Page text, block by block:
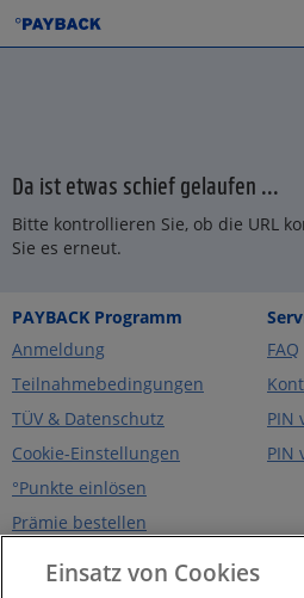
Da ist etwas schief gelaufen ...
Bitte kontrollieren Sie, ob die URL
Sie es erneut.
PAYBACK Programm
Anmeldung
Teilnahmebedingungen
TÜV & Datenschutz
Cookie-Einstellungen
°Punkte einlösen
Prämie bestellen
FAQ
PIN
PIN
Über PAYBACK
Einsatz von Cookies